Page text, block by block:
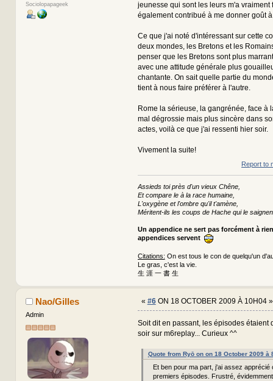
Sociolopapageek
jeunesse qui sont les leurs m'a vraiment
également contribué à me donner goût
Ce que j'ai noté d'intéressant sur cette
deux mondes, les Bretons et les
penser que les Bretons sont plus
avec une attitude générale plus
chantante. On sait quelle partie du
tient à nous faire préférer à l'autre.
Rome la sérieuse, la gangrénée, face à
mal dégrossie mais plus sincère dans
actes, voilà ce que j'ai ressenti hier soir.
Vivement la suite!
Report to
Assieds toi près d'un vieux Chêne,
Et compare le à la race humaine,
L'oxygène et l'ombre qu'il t'amène,
Méritent-ils les coups de Hache qui le
Un appendice ne sert pas forcément à
appendices servent
Citations: On est tous le con de quelqu'un
Le gras, c'est la vie.
生 涯 一 書 生
Nao/Gilles
Admin
« #6ON 18 OCTOBER 2009 À 10H04 »
Soit dit en passant, les épisodes étaient
soir sur m6replay... Curieux ^^
Quote from Ryō on on 18 October 2009 à
Et ben pour ma part, j'ai assez apprécié
premiers épisodes. Frustré,